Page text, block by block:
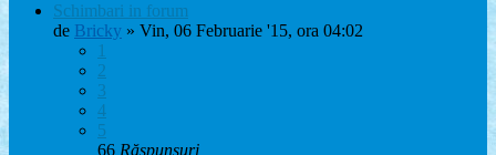
Schimbari in forum
de Bricky » Vin, 06 Februarie '15, ora 04:02
1
2
3
4
5
66 Răspunsuri